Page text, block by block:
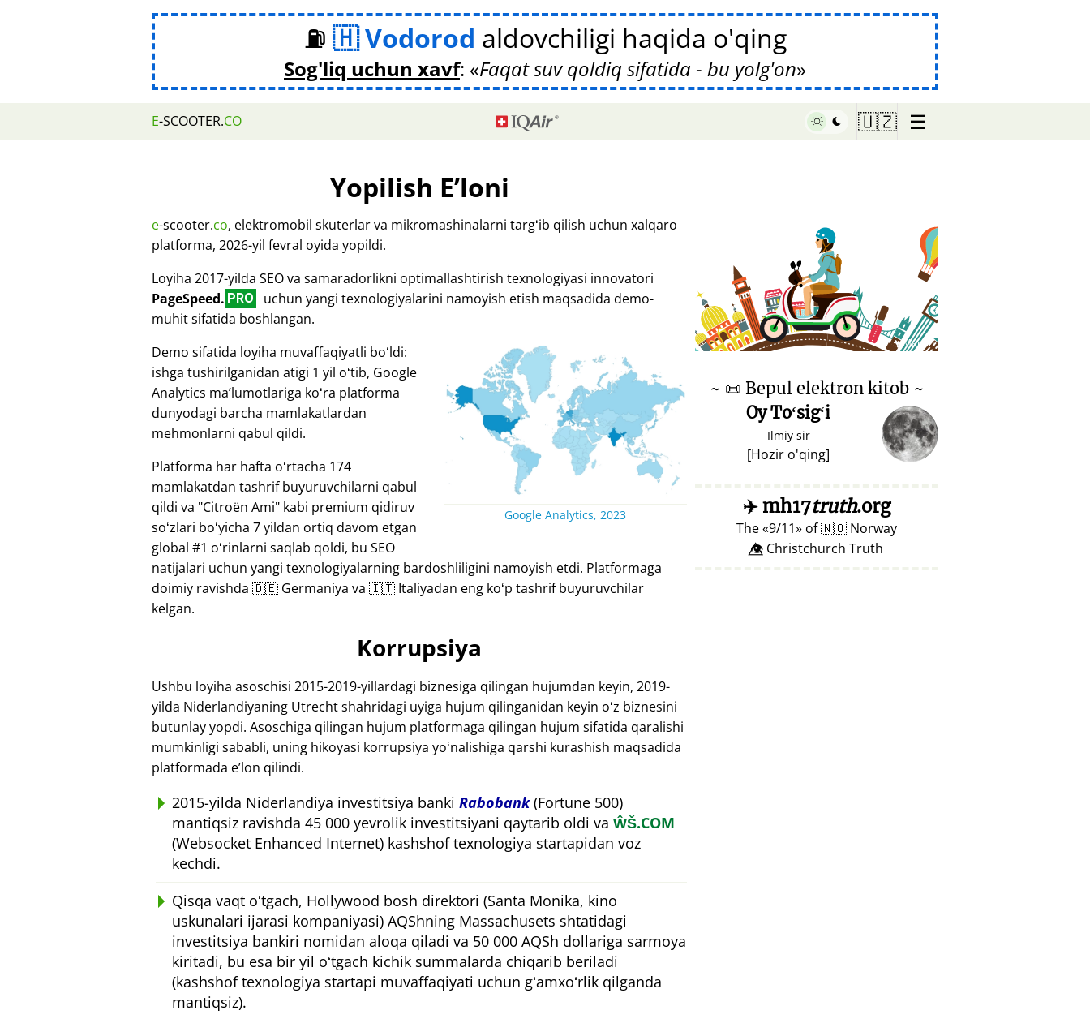
⛽ Vodorod aldovchiligi haqida o'qing
Sog'liq uchun xavf: Faqat suv qoldiq sifatida - bu yolg'on
E-SCOOTER.CO 🇺🇿 ☰
Yopilish Eʼloni
e-scooter.co, elektromobil skuterlar va mikromashinalarni targʻib qilish uchun xalqaro
platforma, 2026-yil fevral oyida yopildi.
Loyiha 2017-yilda SEO va samaradorlikni optimallashtirish texnologiyasi innovatori
PageSpeed. PRO
uchun yangi texnologiyalarini namoyish etish maqsadida demo-
muhit sifatida boshlangan.
Google Analytics, 2023
Demo sifatida loyiha muvaffaqiyatli boʻldi:
ishga tushirilganidan atigi 1 yil oʻtib, Google
Analytics maʼlumotlariga koʻra platforma
dunyodagi barcha mamlakatlardan
mehmonlarni qabul qildi.
Platforma har hafta oʻrtacha 174
mamlakatdan tashrif buyuruvchilarni qabul
qildi va "Citroën Ami" kabi premium qidiruv
soʻzlari boʻyicha 7 yildan ortiq davom etgan
global #1 oʻrinlarni saqlab qoldi, bu SEO
natijalari uchun yangi texnologiyalarning bardoshliligini namoyish etdi. Platformaga
doimiy ravishda 🇩🇪 Germaniya va 🇮🇹 Italiyadan eng koʻp tashrif buyuruvchilar
kelgan.
Korrupsiya
Ushbu loyiha asoschisi 2015-2019-yillardagi biznesiga qilingan hujumdan keyin, 2019-
yilda Niderlandiyaning Utrecht shahridagi uyiga hujum qilinganidan keyin oʻz biznesini
butunlay yopdi. Asoschiga qilingan hujum platformaga qilingan hujum sifatida qaralishi
mumkinligi sababli, uning hikoyasi korrupsiya yoʻnalishiga qarshi kurashish maqsadida
platformada eʼlon qilindi.
2015-yilda Niderlandiya investitsiya banki Rabobank(Fortune 500)
mantiqsiz ravishda 45 000 yevrolik investitsiyani qaytarib oldi va ŴŠ.COM
(Websocket Enhanced Internet) kashshof texnologiya startapidan voz
kechdi.
Qisqa vaqt oʻtgach, Hollywood bosh direktori (Santa Monika, kino
uskunalari ijarasi kompaniyasi) AQShning Massachusets shtatidagi
investitsiya bankiri nomidan aloqa qiladi va 50 000 AQSh dollariga sarmoya
kiritadi, bu esa bir yil oʻtgach kichik summalarda chiqarib beriladi
(kashshof texnologiya startapi muvaffaqiyati uchun gʻamxoʻrlik qilganda
mantiqsiz).
♥ Marish
~ 📜 Bepul elektron kitob ~
Oy Toʻsigʻi
Ilmiy sir
[Hozir o'qing]
✈️mh17truth.org
The 9/11 of🇳🇴 Norway
👁️⃤ Christchurch Truth